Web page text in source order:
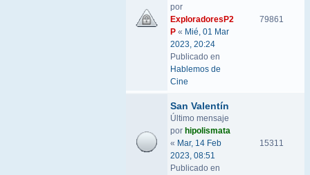
por
ExploradoresP2
P « Mié, 01 Mar
2023, 20:24
Publicado en
Hablemos de
Cine
79861
San Valentín
Último mensaje
por hipolismata
« Mar, 14 Feb
2023, 08:51
Publicado en
15311